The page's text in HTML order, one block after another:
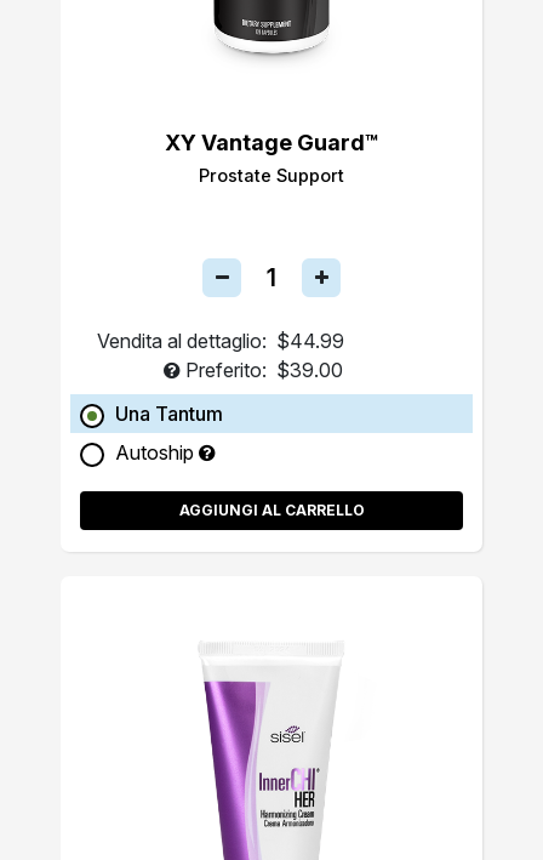
XY Vantage Guard™
Prostate Support
Vendita al dettaglio: $44.99
Preferito: $39.00
Una Tantum
Autoship
AGGIUNGI AL CARRELLO